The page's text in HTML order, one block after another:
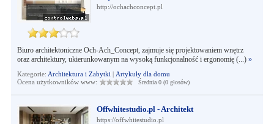
http://ochachconcept.pl
Biuro architektoniczne Och-Ach_Concept, zajmuje się projektowaniem wnętrz
oraz architektury, ukierunkowanym na wysoką funkcjonalność i ergonomię (...) »
Kategorie: Architektura i Zabytki | Artykuły dla domu
Ocena użytkowników www:
Średnia 0 (0 głosów)
Offwhitestudio.pl - Architekt
https://offwhitestudio.pl